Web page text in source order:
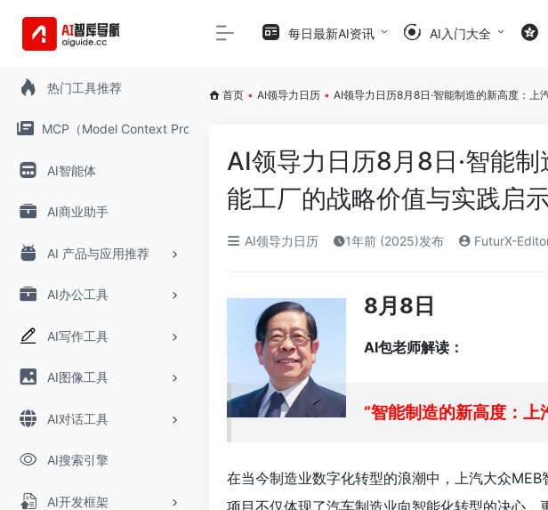
热门工具推荐
MCP（Model Context Protocol）
AI智能体
AI商业助手
AI 产品与应用推荐
AI办公工具
AI写作工具
AI图像工具
AI对话工具
AI搜索引擎
AI开发框架
每日最新AI资讯 AI入门大全
首页 • AI领导力日历 • AI领导力日历8月8日·智能制造的新高度：
AI领导力日历8月8日·智能
能工厂的战略价值与实践启
AI领导力日历 1年前 (2025)发布 FuturX-
8月8日
AI包老师解读：
“智能制造的新高度：
在当今制造业数字化转型的浪潮中，上汽大众
项目不仅体现了汽车制造业向智能化转型的决心